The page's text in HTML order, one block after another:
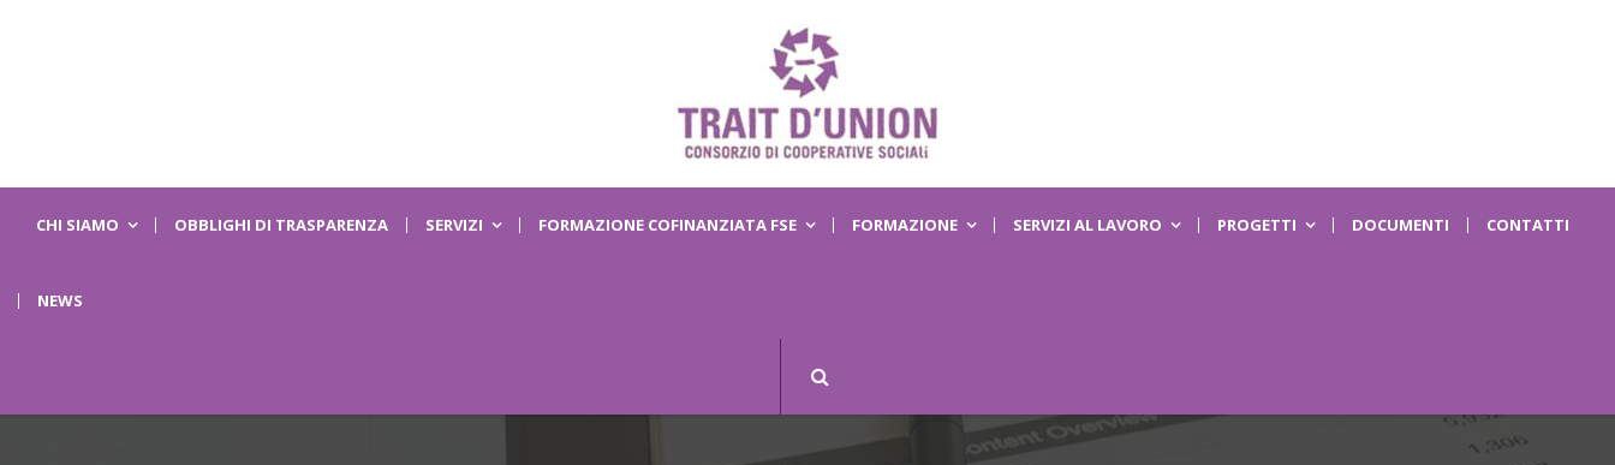
CHI SIAMO OBBLIGHI DI TRASPARENZA SERVIZI FORMAZIONE COFINANZIATA FSE FORMAZIONE SERVIZI AL LAVORO PROGETTI DOCUMENTI CONTATTI
NEWS